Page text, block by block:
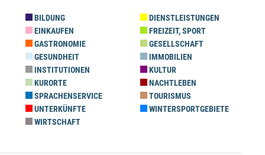
BILDUNG
DIENSTLEISTUNGEN
EINKAUFEN
FREIZEIT, SPORT
GASTRONOMIE
GESELLSCHAFT
GESUNDHEIT
IMMOBILIEN
INSTITUTIONEN
KULTUR
KURORTE
NACHTLEBEN
SPRACHENSERVICE
TOURISMUS
UNTERKÜNFTE
WINTERSPORTGEBIETE
WIRTSCHAFT